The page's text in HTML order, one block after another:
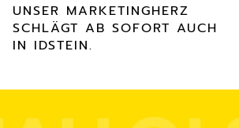
UNSER MARKETINGHERZ
SCHLÄGT AB SOFORT AUCH
IN IDSTEIN.